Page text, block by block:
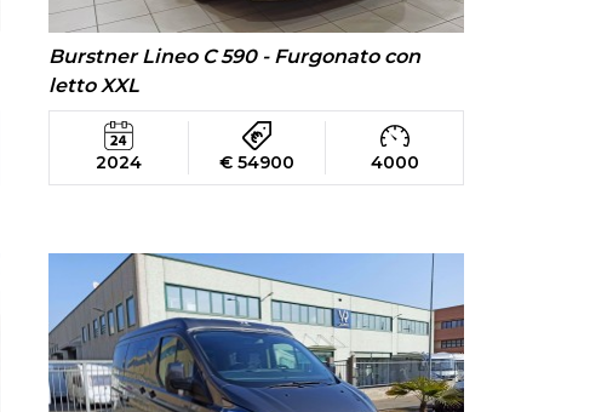
Burstner Lineo C 590 - Furgonato con
letto XXL
2024 € 54900 4000